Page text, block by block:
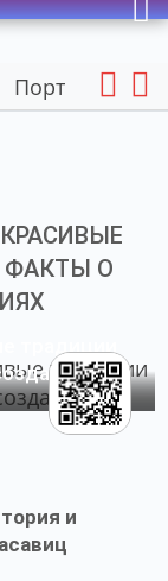
авторских
ФАКТЫ О
традиции
и